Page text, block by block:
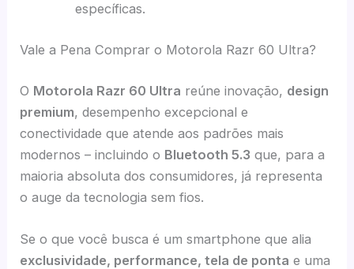
específicas.
Vale a Pena Comprar o Motorola Razr 60 Ultra?
O Motorola Razr 60 Ultra reúne inovação, design
premium, desempenho excepcional e
conectividade que atende aos padrões mais
modernos – incluindo o Bluetooth 5.3 que, para a
maioria absoluta dos consumidores, já representa
o auge da tecnologia sem fios.
Se o que você busca é um smartphone que alia
exclusividade, performance, tela de ponta e uma